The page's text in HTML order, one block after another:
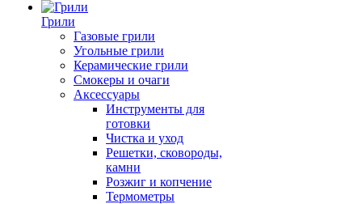
Грили
Газовые грили
Угольные грили
Керамические грили
Смокеры и очаги
Аксессуары
Инструменты для
готовки
Чистка и уход
Решетки, сковороды,
камни
Розжиг и копчение
Термометры